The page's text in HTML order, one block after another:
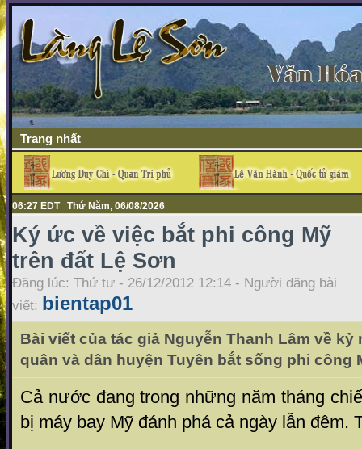
Trang nhất
06:27 EDT Thứ Năm, 06/08/2026
Ký ức về việc bắt phi công Mỹ
trên đất Lệ Sơn
Đăng lúc: Thứ tư - 26/12/2012 12:14 - Người đăng bài
viết: bientap01
Bài viết của tác giả Nguyễn Thanh Lâm về
quân và dân huyện Tuyên bắt sống phi công
Cả nước đang trong những năm tháng
bị máy bay Mỹ đánh phá cả ngày lẫn